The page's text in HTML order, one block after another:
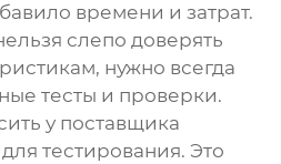
времени и затрат.
слепо доверять
нужно всегда
тесты и проверки.
у поставщика
тестирования. Это